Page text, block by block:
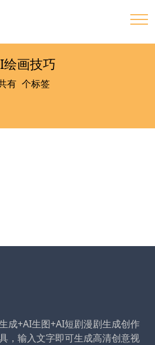
绘画技巧
有0 个标签
成+AI生图+AI短剧漫剧生成创作
，输入文字即可生成高清创意视